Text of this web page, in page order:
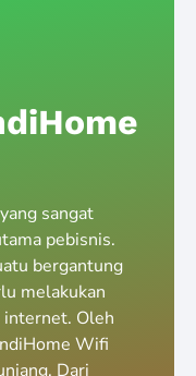
sangat
pebisnis.
bergantung
melakukan
internet. Oleh
Wifi
Dari